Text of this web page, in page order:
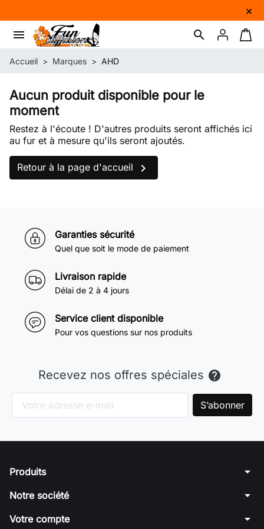
×
search
menu Connexion
Accueil Marques AHD
Aucun produit disponible pour le
moment
Restez à l'écoute ! D'autres produits seront affichés ici
au fur et à mesure qu'ils seront ajoutés.
Retour à la page d'accueil 
Garanties sécurité
Quel que soit le mode de paiement
Livraison rapide
Délai de 2 à 4 jours
Service client disponible
Pour vos questions sur nos produits
Recevez nos offres spéciales 
Produits arrow_drop_down
Notre société arrow_drop_down
Votre compte arrow_drop_down